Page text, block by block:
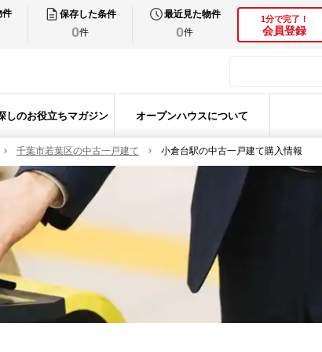
件 保存した条件
0件
最近見た物件
0件
1分で完了！
会員登録
しのお役立ちマガジン オープンハウスについて
千葉市若葉区の中古一戸建て 小倉台駅の中古一戸建て購入情報